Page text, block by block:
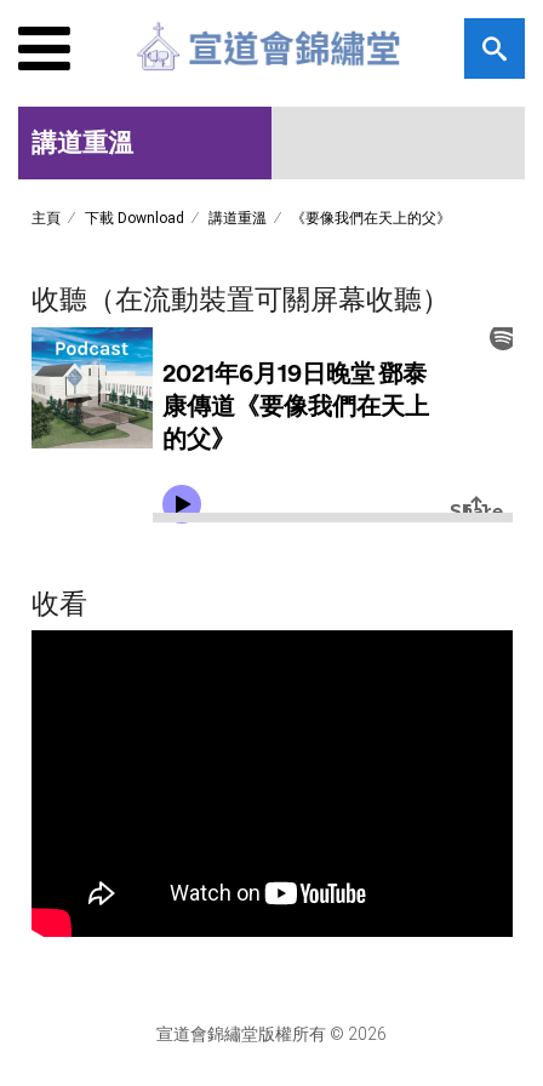
講道重溫
主頁 下載 Download 講道重溫 《要像我們在天上的父》
收聽（在流動裝置可關屏幕收聽）
收看
宣道會錦繡堂版權所有 © 2026